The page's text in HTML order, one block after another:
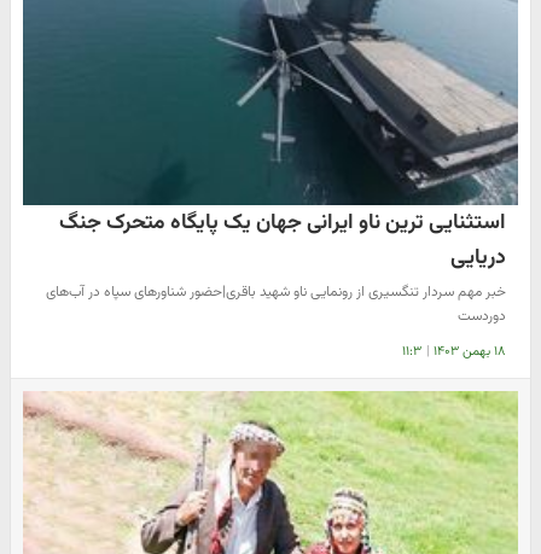
استثنایی ترین ناو ایرانی جهان یک پایگاه متحرک جنگ
دریایی
خبر مهم سردار تنگسیری از رونمایی ناو شهید باقری|حضور شناورهای سپاه در آب‌های
دوردست
۱۸ بهمن ۱۴۰۳ | ۱۱:۳